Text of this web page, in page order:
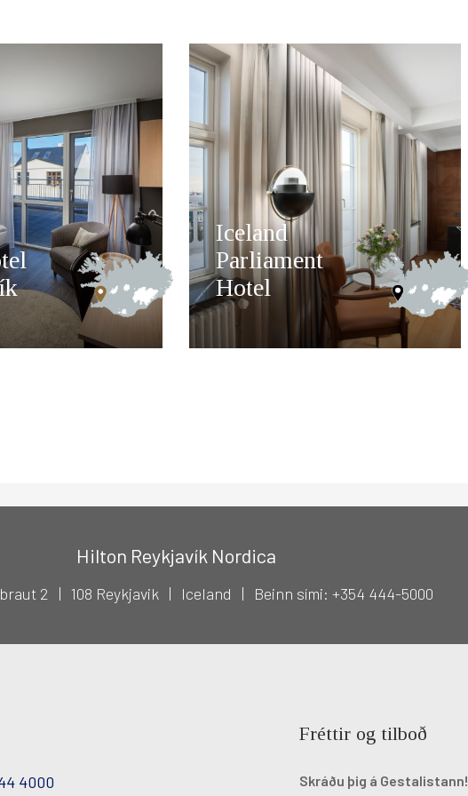
Iceland
Parliament
Hotel
Hilton Reykjavík Nordica
2 108 Reykjavik Iceland Beinn sími: +354 444-5000
4000
Fréttir og tilboð
Skráðu þig á Gestalistann!